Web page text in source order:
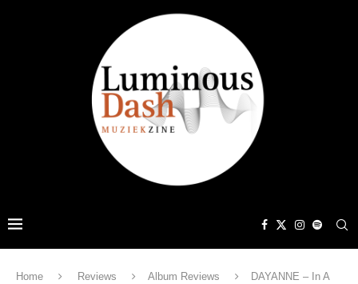
Home Reviews Album Reviews
DAYANNE – In A